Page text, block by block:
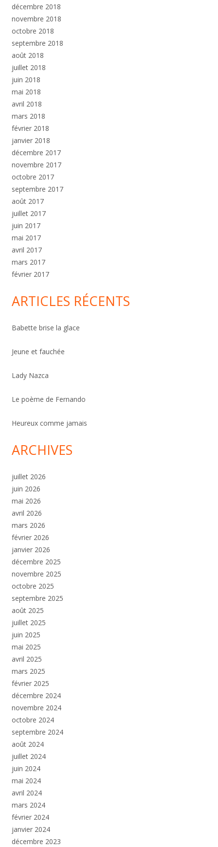
décembre 2018
novembre 2018
octobre 2018
septembre 2018
août 2018
juillet 2018
juin 2018
mai 2018
avril 2018
mars 2018
février 2018
janvier 2018
décembre 2017
novembre 2017
octobre 2017
septembre 2017
août 2017
juillet 2017
juin 2017
mai 2017
avril 2017
mars 2017
février 2017
ARTICLES RÉCENTS
Babette brise la glace
Jeune et fauchée
Lady Nazca
Le poème de Fernando
Heureux comme jamais
ARCHIVES
juillet 2026
juin 2026
mai 2026
avril 2026
mars 2026
février 2026
janvier 2026
décembre 2025
novembre 2025
octobre 2025
septembre 2025
août 2025
juillet 2025
juin 2025
mai 2025
avril 2025
mars 2025
février 2025
décembre 2024
novembre 2024
octobre 2024
septembre 2024
août 2024
juillet 2024
juin 2024
mai 2024
avril 2024
mars 2024
février 2024
janvier 2024
décembre 2023